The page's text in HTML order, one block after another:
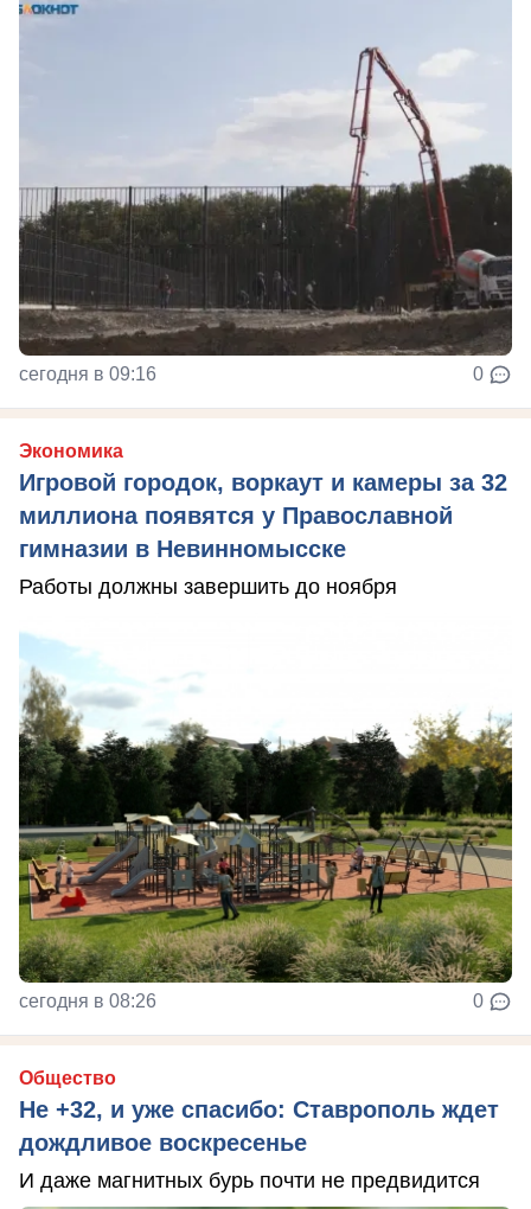
сегодня в 09:16 0
Экономика
Игровой городок, воркаут и камеры за 32
миллиона появятся у Православной
гимназии в Невинномысске
Работы должны завершить до ноября
сегодня в 08:26 0
Общество
Не +32, и уже спасибо: Ставрополь ждет
дождливое воскресенье
И даже магнитных бурь почти не предвидится